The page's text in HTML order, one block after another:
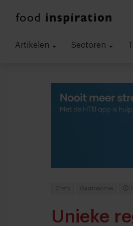
Artikelen Sectoren
Chefs Gastronomie
Unieke